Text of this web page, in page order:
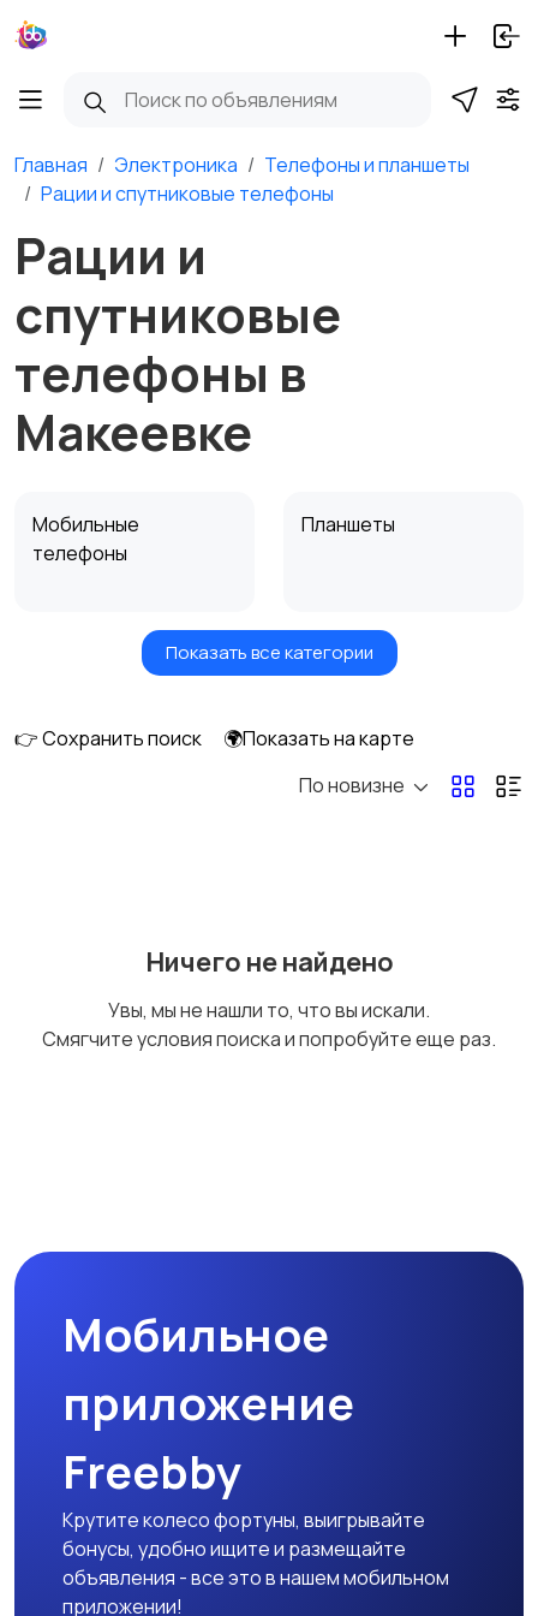
Главная Электроника
Телефоны и планшеты
Рации и спутниковые телефоны
Рации и
спутниковые
телефоны в
Макеевке
Мобильные
телефоны
Планшеты
Умные часы и
Стационарные
Запчасти
аккумуляторы
Показать все категории
👉 Сохранить поиск
🌍Показать на карте
По новизне
Ничего не найдено
Увы, мы не нашли то, что вы искали.
Смягчите условия поиска и попробуйте еще раз.
Мобильное
приложение
Freebby
Крутите колесо фортуны, выигрывайте
бонусы, удобно ищите и размещайте
объявления - все это в нашем мобильном
приложении!